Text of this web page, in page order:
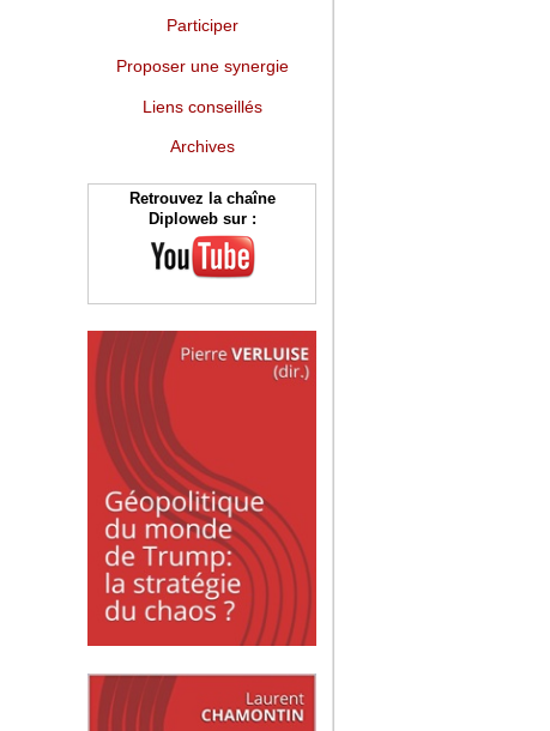
Participer
Proposer une synergie
Liens conseillés
Archives
Retrouvez la chaîne
Diploweb sur :